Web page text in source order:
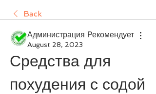
Back
Администрация Рекомендует
August 28, 2023
Средства для
похудения с содой